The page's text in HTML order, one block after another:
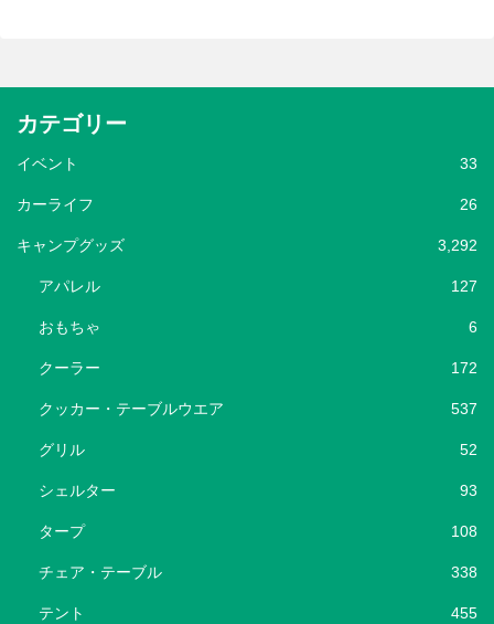
カテゴリー
イベント 33
カーライフ 26
キャンプグッズ 3,292
アパレル 127
おもちゃ 6
クーラー 172
クッカー・テーブルウエア 537
グリル 52
シェルター 93
タープ 108
チェア・テーブル 338
テント 455